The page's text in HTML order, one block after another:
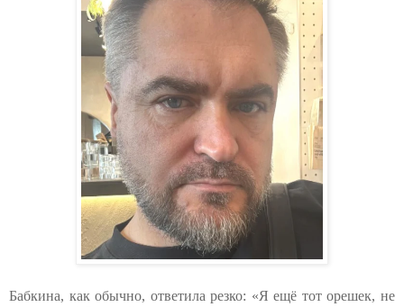
Бабкина, как обычно, ответила резко: «Я ещё тот орешек, не